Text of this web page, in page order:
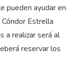
pueden ayudar en
Estrella
a realizar será al
reservar los